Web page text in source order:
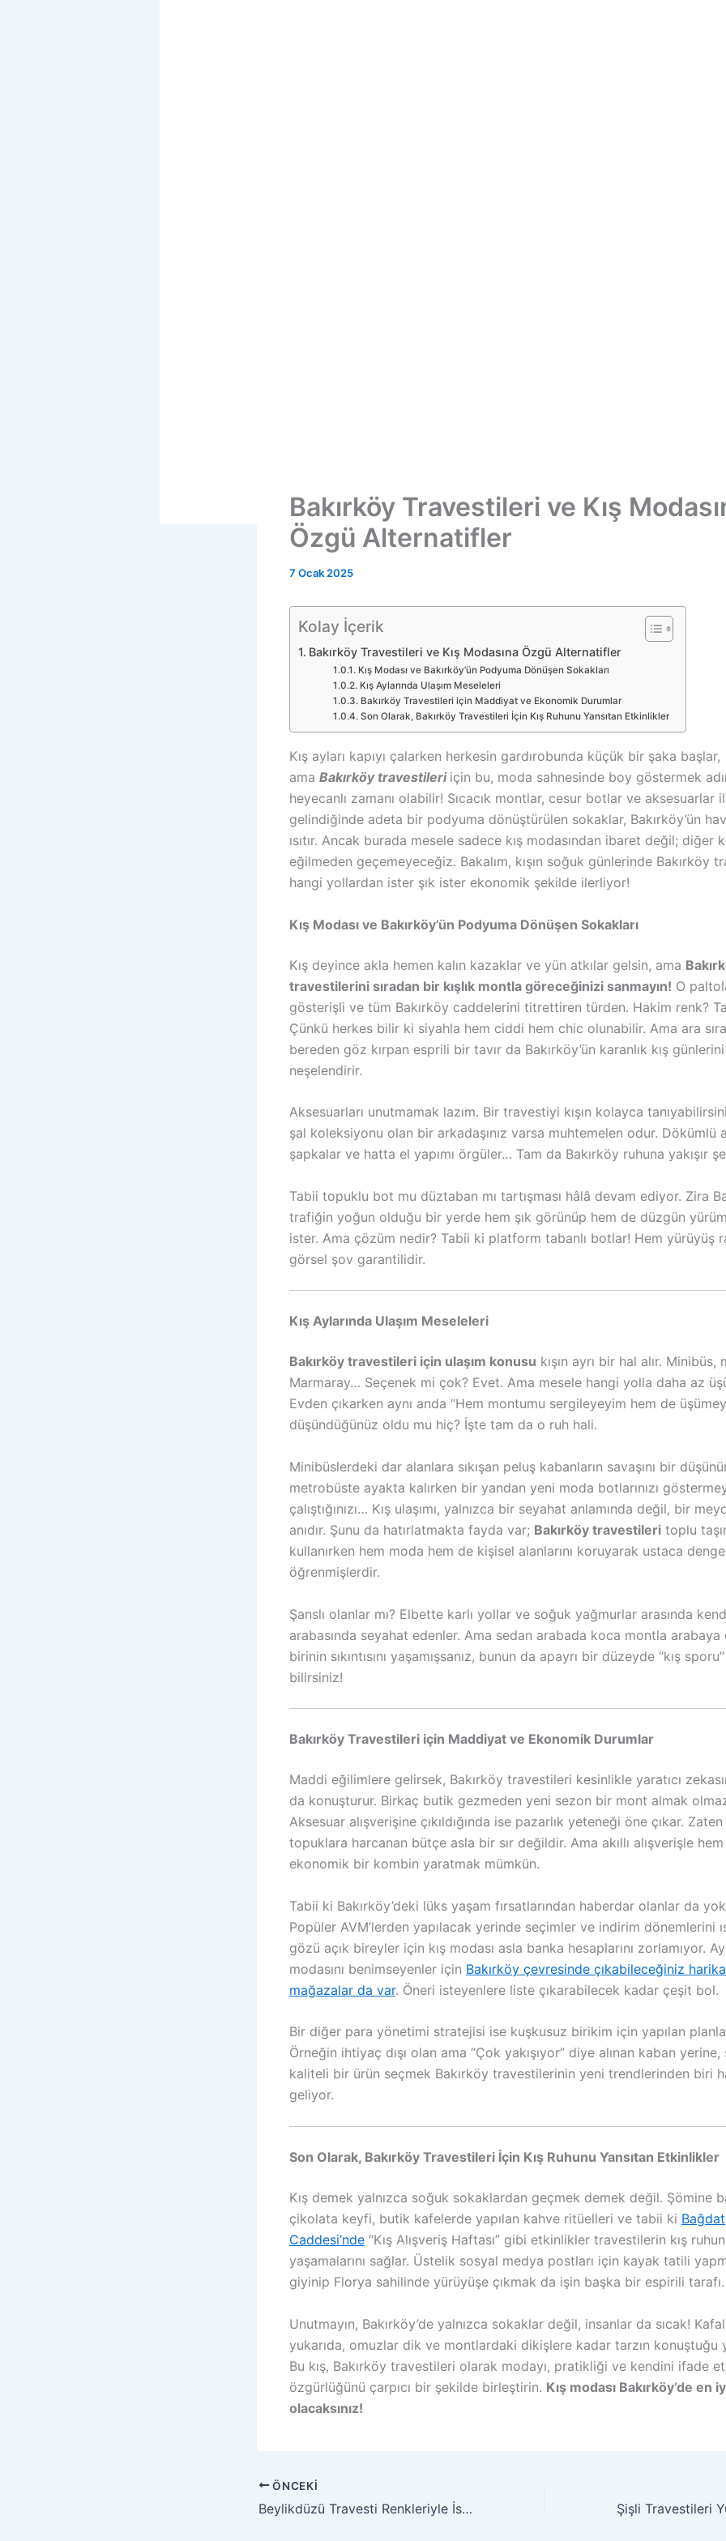
Bakırköy Travestileri ve Kış
Özgü Alternatifler
7 Ocak 2025
Kolay İçerik
Bakırköy Travestileri ve Kış Modasına Özgü Alternatifler
Kış Modası ve Bakırköy’ün Podyuma Dönüşen Sokakları
Kış Aylarında Ulaşım Meseleleri
Bakırköy Travestileri için Maddiyat ve Ekonomik Durumlar
Son Olarak, Bakırköy Travestileri İçin Kış Ruhunu Yansıtan Etkinlikler
Kış ayları kapıyı çalarken herkesin gardırobunda küçük bir şaka başlar,
ama Bakırköy travestileri için bu, moda sahnesinde boy göstermek
heyecanlı zamanı olabilir! Sıcacık montlar, cesur botlar ve aksesuarlar
gelindiğinde adeta bir podyuma dönüştürülen sokaklar, Bakırköy’ün
ısıtır. Ancak burada mesele sadece kış modasından ibaret değil; diğer
eğilmeden geçemeyeceğiz. Bakalım, kışın soğuk günlerinde Bakırköy
hangi yollardan ister şık ister ekonomik şekilde ilerliyor!
Kış Modası ve Bakırköy’ün Podyuma Dönüşen Sokakları
Kış deyince akla hemen kalın kazaklar ve yün atkılar gelsin, ama
travestilerini sıradan bir kışlık montla göreceğinizi sanmayın! O
gösterişli ve tüm Bakırköy caddelerini titrettiren türden. Hakim renk?
Çünkü herkes bilir ki siyahla hem ciddi hem chic olunabilir. Ama ara
bereden göz kırpan esprili bir tavır da Bakırköy’ün karanlık kış günlerini
neşelendirir.
Aksesuarları unutmamak lazım. Bir travestiyi kışın kolayca
şal koleksiyonu olan bir arkadaşınız varsa muhtemelen odur. Dökümlü
şapkalar ve hatta el yapımı örgüler… Tam da Bakırköy ruhuna yakışır
Tabii topuklu bot mu düztaban mı tartışması hâlâ devam ediyor. Zira
trafiğin yoğun olduğu bir yerde hem şık görünüp hem de düzgün
ister. Ama çözüm nedir? Tabii ki platform tabanlı botlar! Hem yürüyüş
görsel şov garantilidir.
Kış Aylarında Ulaşım Meseleleri
Bakırköy travestileri için ulaşım konusu kışın ayrı bir hal alır. Minibüs,
Marmaray… Seçenek mi çok? Evet. Ama mesele hangi yolla daha az
Evden çıkarken aynı anda “Hem montumu sergileyeyim hem de
düşündüğünüz oldu mu hiç? İşte tam da o ruh hali.
Minibüslerdeki dar alanlara sıkışan peluş kabanların savaşını bir
metrobüste ayakta kalırken bir yandan yeni moda botlarınızı
çalıştığınızı… Kış ulaşımı, yalnızca bir seyahat anlamında değil, bir
anıdır. Şunu da hatırlatmakta fayda var; Bakırköy travestileri toplu
kullanırken hem moda hem de kişisel alanlarını koruyarak ustaca
öğrenmişlerdir.
Şanslı olanlar mı? Elbette karlı yollar ve soğuk yağmurlar arasında
arabasında seyahat edenler. Ama sedan arabada koca montla arabaya
birinin sıkıntısını yaşamışsanız, bunun da apayrı bir düzeyde “kış
bilirsiniz!
Bakırköy Travestileri için Maddiyat ve Ekonomik Durumlar
Maddi eğilimlere gelirsek, Bakırköy travestileri kesinlikle yaratıcı
da konuşturur. Birkaç butik gezmeden yeni sezon bir mont almak
Aksesuar alışverişine çıkıldığında ise pazarlık yeteneği öne çıkar. Zaten
topuklara harcanan bütçe asla bir sır değildir. Ama akıllı alışverişle hem
ekonomik bir kombin yaratmak mümkün.
Tabii ki Bakırköy’deki lüks yaşam fırsatlarından haberdar olanlar da
Popüler AVM’lerden yapılacak yerinde seçimler ve indirim dönemlerini
gözü açık bireyler için kış modası asla banka hesaplarını zorlamıyor.
modasını benimseyenler için Bakırköy çevresinde çıkabileceğiniz
mağazalar da var. Öneri isteyenlere liste çıkarabilecek kadar çeşit bol.
Bir diğer para yönetimi stratejisi ise kuşkusuz birikim için yapılan
Örneğin ihtiyaç dışı olan ama “Çok yakışıyor” diye alınan kaban
kaliteli bir ürün seçmek Bakırköy travestilerinin yeni trendlerinden biri
geliyor.
Son Olarak, Bakırköy Travestileri İçin Kış Ruhunu Yansıtan Etkinlikler
Kış demek yalnızca soğuk sokaklardan geçmek demek değil. Şömine
çikolata keyfi, butik kafelerde yapılan kahve ritüelleri ve tabii ki Bağdat
Caddesi’nde “Kış Alışveriş Haftası” gibi etkinlikler travestilerin kış
yaşamalarını sağlar. Üstelik sosyal medya postları için kayak tatili
giyinip Florya sahilinde yürüyüşe çıkmak da işin başka bir espirili tarafı.
Unutmayın, Bakırköy’de yalnızca sokaklar değil, insanlar da sıcak!
yukarıda, omuzlar dik ve montlardaki dikişlere kadar tarzın konuştuğu
Bu kış, Bakırköy travestileri olarak modayı, pratikliği ve kendini ifade
özgürlüğünü çarpıcı bir şekilde birleştirin. Kış modası Bakırköy’de en
olacaksınız!
ÖNCEKI
Beylikdüzü Travesti Renkleriyle İstanbul’un Parlayan Yıldızı